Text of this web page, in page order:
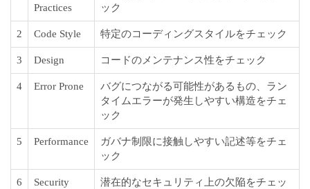
Practices
ック
2 Code Style 特定のコーディングスタイルをチェック
3 Design コードのメンテナンス性をチェック
4 Error Prone
バグにつながる可能性があるもの、ラン
タイムエラーが発生しやすい構造をチェ
ック
5 Performance
ガバナ制限に接触しやすい記述等をチェ
ック
6 Security
潜在的なセキュリティ上の欠陥をチェッ